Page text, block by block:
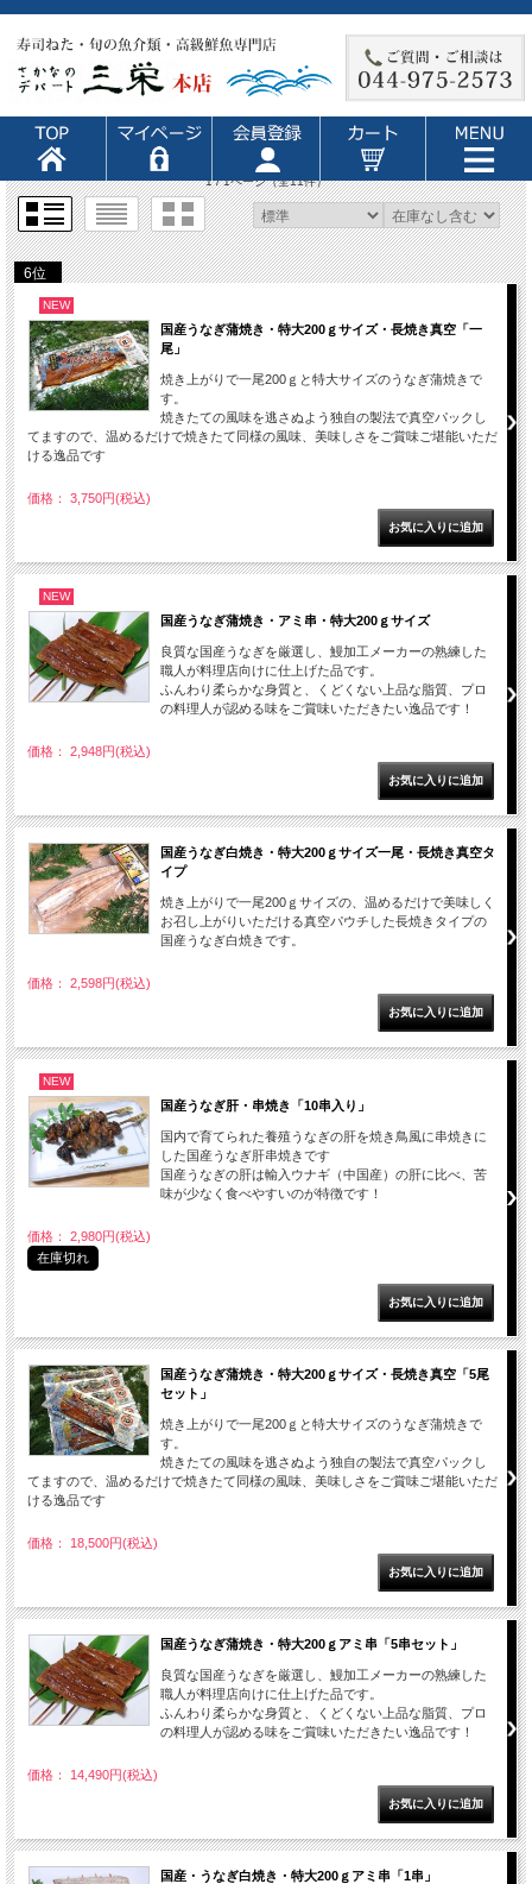
1 / 1ページ（全11件）
6位
NEW
国産うなぎ蒲焼き・特大200ｇサイズ・長焼き真空「一
尾」
焼き上がりで一尾200ｇと特大サイズのうなぎ蒲焼きで
す。
焼きたての風味を逃さぬよう独自の製法で真空パックし
てますので、温めるだけで焼きたて同様の風味、美味しさをご賞味ご堪能いただ
ける逸品です
価格： 3,750円(税込)
NEW
国産うなぎ蒲焼き・アミ串・特大200ｇサイズ
良質な国産うなぎを厳選し、鰻加工メーカーの熟練した
職人が料理店向けに仕上げた品です。
ふんわり柔らかな身質と、くどくない上品な脂質、プロ
の料理人が認める味をご賞味いただきたい逸品です！
価格： 2,948円(税込)
国産うなぎ白焼き・特大200ｇサイズ一尾・長焼き真空タ
イプ
焼き上がりで一尾200ｇサイズの、温めるだけで美味しく
お召し上がりいただける真空パウチした長焼きタイプの
国産うなぎ白焼きです。
価格： 2,598円(税込)
NEW
国産うなぎ肝・串焼き「10串入り」
国内で育てられた養殖うなぎの肝を焼き鳥風に串焼きに
した国産うなぎ肝串焼きです
国産うなぎの肝は輸入ウナギ（中国産）の肝に比べ、苦
味が少なく食べやすいのが特徴です！
価格： 2,980円(税込)
在庫切れ
国産うなぎ蒲焼き・特大200ｇサイズ・長焼き真空「5尾
セット」
焼き上がりで一尾200ｇと特大サイズのうなぎ蒲焼きで
す。
焼きたての風味を逃さぬよう独自の製法で真空パックし
てますので、温めるだけで焼きたて同様の風味、美味しさをご賞味ご堪能いただ
ける逸品です
価格： 18,500円(税込)
国産うなぎ蒲焼き・特大200ｇアミ串「5串セット」
良質な国産うなぎを厳選し、鰻加工メーカーの熟練した
職人が料理店向けに仕上げた品です。
ふんわり柔らかな身質と、くどくない上品な脂質、プロ
の料理人が認める味をご賞味いただきたい逸品です！
価格： 14,490円(税込)
国産・うなぎ白焼き・特大200ｇアミ串「1串」